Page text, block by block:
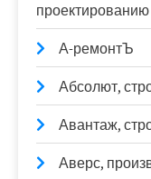
А-ремонтЪ
Абсолют,
Авантаж,
Аверс,